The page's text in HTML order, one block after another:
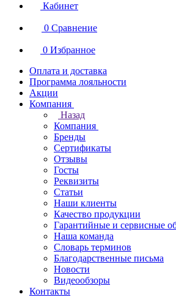
Кабинет
0 Сравнение
0 Избранное
Оплата и доставка
Программа лояльности
Акции
Компания
Назад
Компания
Бренды
Сертификаты
Отзывы
Госты
Реквизиты
Статьи
Наши клиенты
Качество продукции
Гарантийные и сервисные
Наша команда
Словарь терминов
Благодарственные письма
Новости
Видеообзоры
Контакты